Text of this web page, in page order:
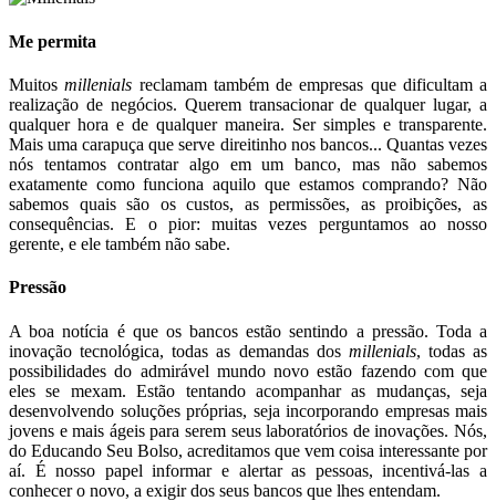
Me permita
Muitosmillenials reclamam também de empresas que dificultam a
realização de negócios. Querem transacionar de qualquer lugar, a
qualquer hora e de qualquer maneira. Ser simples e transparente.
Mais uma carapuça que serve direitinho nos bancos... Quantas vezes
nós tentamos contratar algo em um banco, mas não sabemos
exatamente como funciona aquilo que estamos comprando? Não
sabemos quais são os custos, as permissões, as proibições, as
consequências. E o pior: muitas vezes perguntamos ao nosso
gerente, e ele também não sabe.
Pressão
A boa notícia é que os bancos estão sentindo a pressão. Toda a
inovação tecnológica, todas as demandas dos millenials, todas as
possibilidades do admirável mundo novo estão fazendo com que
eles se mexam. Estão tentando acompanhar as mudanças, seja
desenvolvendo soluções próprias, seja incorporando empresas mais
jovens e mais ágeis para serem seus laboratórios de inovações. Nós,
do Educando Seu Bolso, acreditamos que vem coisa interessante por
aí. É nosso papel informar e alertar as pessoas, incentivá-las a
conhecer o novo, a exigir dos seus bancos que lhes entendam.